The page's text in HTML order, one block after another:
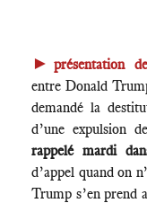
► présentation
entre Donald
demandé la
d’une expulsion
rappelé mardi
d’appel quand on
Trump s’en prend